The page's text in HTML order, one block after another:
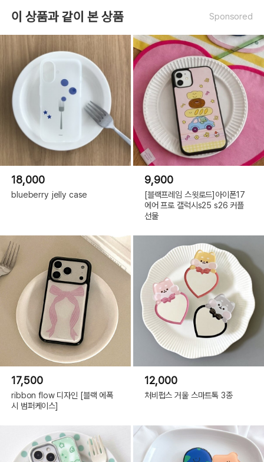
이 상품과 같이 본 상품 Sponsored
18,000
blueberry jelly case
9,900
[블랙프레임 스윗로드]아이폰17
에어 프로 갤럭시s25 s26 커플
선물
17,500
ribbon flow 디자인 [블랙 에폭
시 범퍼케이스]
12,000
처비펍스 거울 스마트톡 3종